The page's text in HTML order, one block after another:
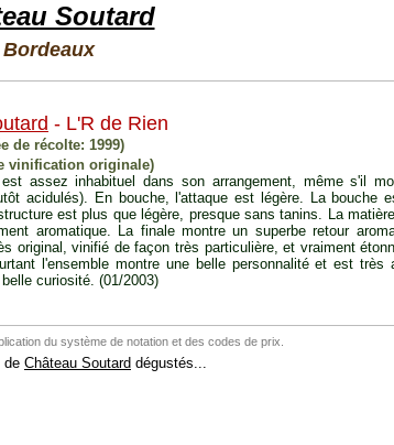
Soutard
Bordeaux
- L'R de Rien
de récolte: 1999)
vinification originale)
assez inhabituel dans son arrangement, même s'il
acidulés). En bouche, l'attaque est légère. La bouche
est plus que légère, presque sans tanins. La
aromatique. La finale montre un superbe retour
original, vinifié de façon très particulière, et vraiment
l'ensemble montre une belle personnalité et est très
curiosité. (01/2003)
du système de notation et des codes de prix.
de Château Soutard dégustés...